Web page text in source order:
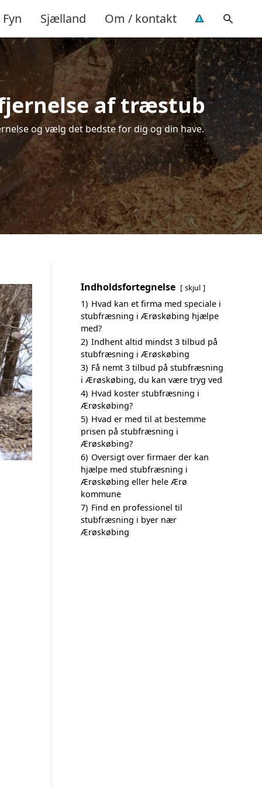
Fyn Sjælland Om / kontakt
af træstub
og vælg det bedste for dig og din have.
Indholdsfortegnelse skjul
1) Hvad kan et firma med speciale i
stubfræsning i Ærøskøbing hjælpe
med?
2) Indhent altid mindst 3 tilbud på
stubfræsning i Ærøskøbing
3) Få nemt 3 tilbud på stubfræsning
i Ærøskøbing, du kan være tryg ved
4) Hvad koster stubfræsning i
Ærøskøbing?
5) Hvad er med til at bestemme
prisen på stubfræsning i
Ærøskøbing?
6) Oversigt over firmaer der kan
hjælpe med stubfræsning i
Ærøskøbing eller hele Ærø
kommune
7) Find en professionel til
stubfræsning i byer nær
Ærøskøbing